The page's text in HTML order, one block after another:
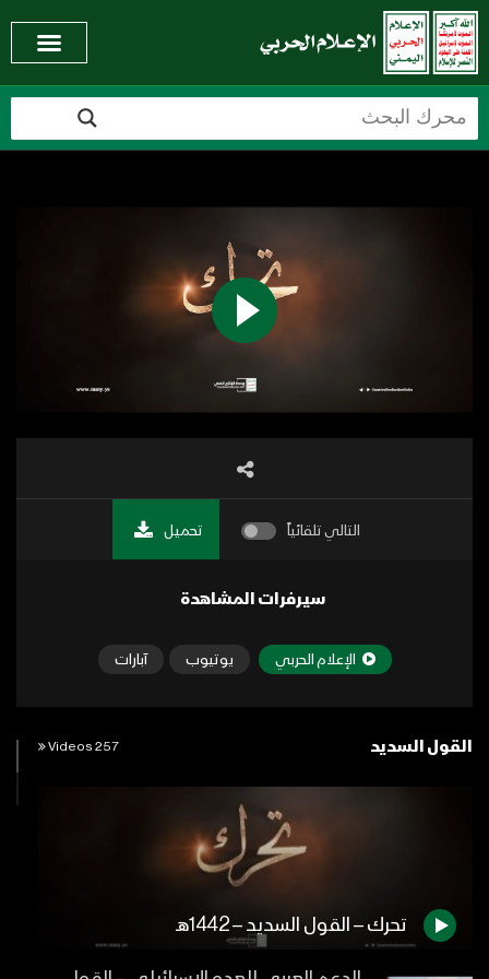
التالي تلقائياً تحميل
سيرفرات المشاهدة
الإعلام الحربي يوتيوب آبارات
القول السديد 257 Videos
تحرك – القول السديد – 1442هـ